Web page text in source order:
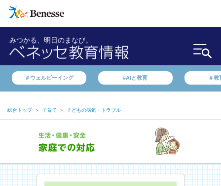
みつかる、明日のまなび。
＃ウェルビーイング #AIと教育 ＃教
総合トップ ＞ 子育て ＞ 子どもの病気・トラブル